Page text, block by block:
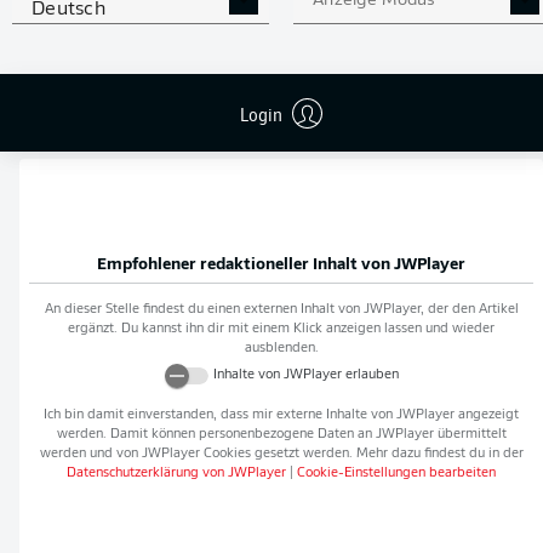
Deutsch
Login APP STORE
Empfohlener redaktioneller Inhalt von JWPlayer
An dieser Stelle findest du einen externen Inhalt von JWPlayer, der den Artikel
ergänzt. Du kannst ihn dir mit einem Klick anzeigen lassen und wieder
ausblenden.
Inhalte von JWPlayererlauben
Ich bin damit einverstanden, dass mir externe Inhalte von JWPlayer angezeigt
werden. Damit können personenbezogene Daten an JWPlayerübermittelt
werden und von JWPlayerCookies gesetzt werden. Mehr dazu findest du in der
Datenschutzerklärung von JWPlayer Cookie-Einstellungen bearbeiten